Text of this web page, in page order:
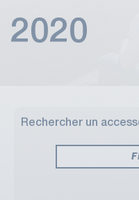
2020
Rechercher un